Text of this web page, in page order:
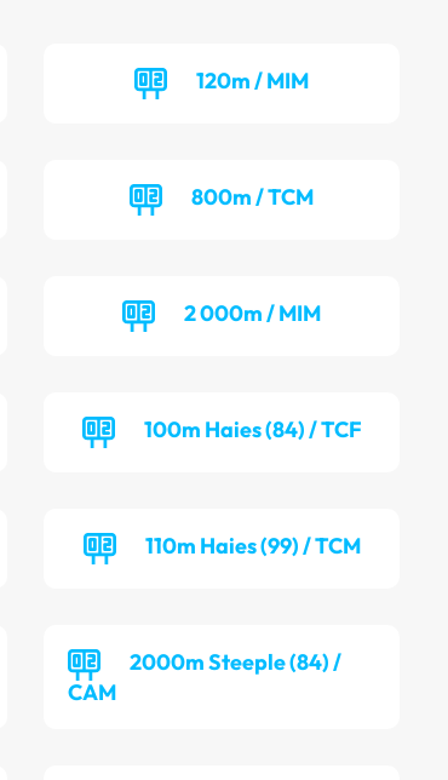
120m / MIM
800m / TCM
2 000m / MIM
100m Haies (84) / TCF
110m Haies (99) / TCM
2000m Steeple (84) /
CAM